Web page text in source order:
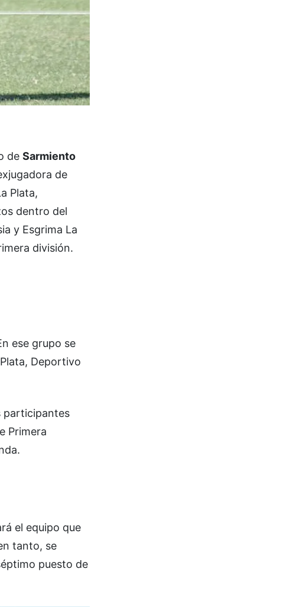
de Sarmiento
de
Plata,
dentro del
y Esgrima La
división.
ese grupo se
Deportivo
participantes
Primera
el equipo que
tanto, se
puesto de